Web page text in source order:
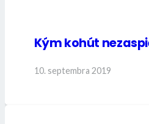
Kým kohút
10. septembra 2019